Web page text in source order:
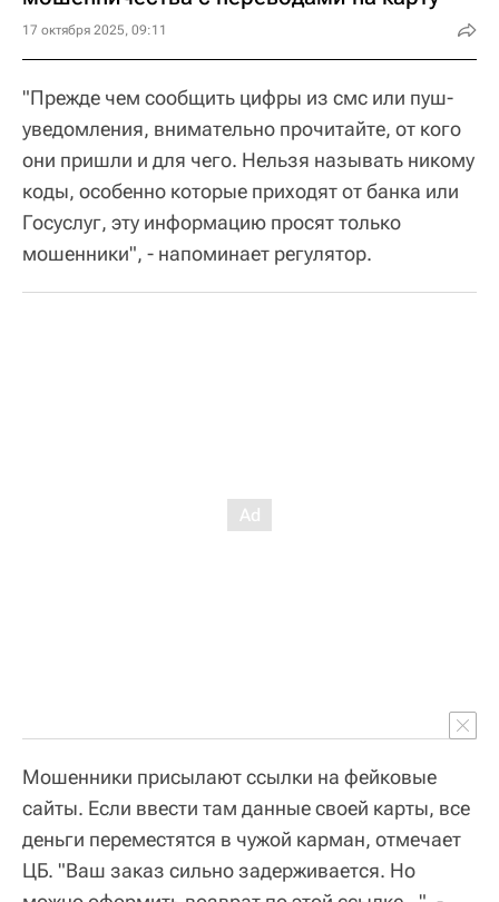
17 октября 2025, 09:11
"Прежде чем сообщить цифры из смс или пуш-
уведомления, внимательно прочитайте, от кого
они пришли и для чего. Нельзя называть никому
коды, особенно которые приходят от банка или
Госуслуг, эту информацию просят только
мошенники", - напоминает регулятор.
Мошенники присылают ссылки на фейковые
сайты. Если ввести там данные своей карты, все
деньги переместятся в чужой карман, отмечает
ЦБ. "Ваш заказ сильно задерживается. Но